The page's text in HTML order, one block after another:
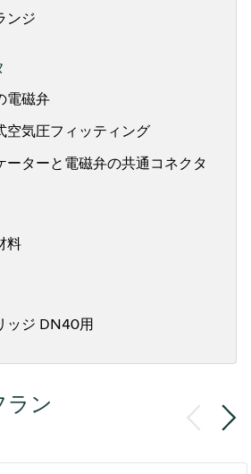
ンジ
電磁弁
空気圧フィッティング
ーターと電磁弁の共通コネクタ
料
ッジ DN40用
ラン